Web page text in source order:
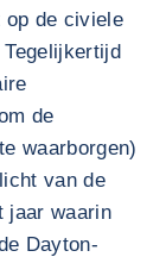
op de civiele
de
waarborgen)
van de
jaar waarin
Dayton-